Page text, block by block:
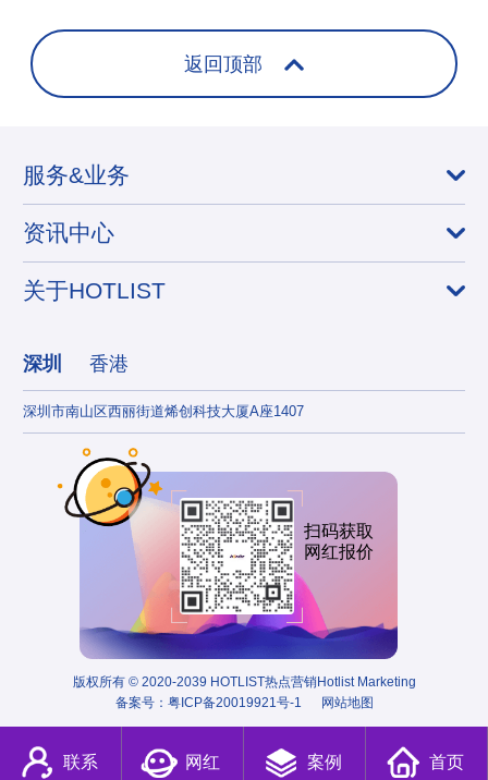
返回顶部
服务&业务
资讯中心
关于HOTLIST
深圳 香港
深圳市南山区西丽街道烯创科技大厦A座1407
扫码获取
网红报价
版权所有 © 2020-2039 HOTLIST热点营销Hotlist Marketing
备案号： 粤ICP备20019921号-1 网站地图
联系 网红 案例 首页